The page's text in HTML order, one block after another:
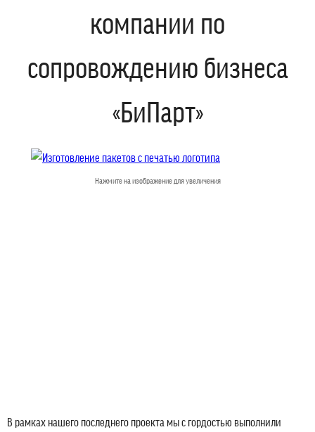
компании по
сопровождению бизнеса
«БиПарт»
Нажмите на изображение для увеличения
В рамках нашего последнего проекта мы с гордостью выполнили